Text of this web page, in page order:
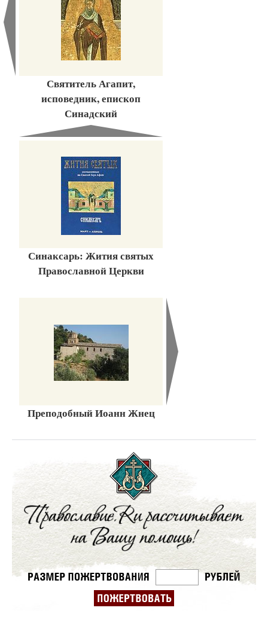
Святитель Агапит,
исповедник, епископ
Синадский
Синаксарь: Жития святых
Православной Церкви
Преподобный Иоанн Жнец